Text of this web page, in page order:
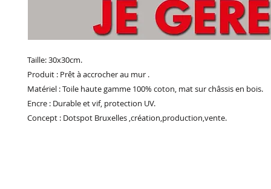
Taille: 30x30cm.
Produit : Prêt à accrocher au mur .
Matériel : Toile haute gamme 100% coton, mat sur châssis en bois.
Encre : Durable et vif, protection UV.
Concept : Dotspot Bruxelles ,création,production,vente.